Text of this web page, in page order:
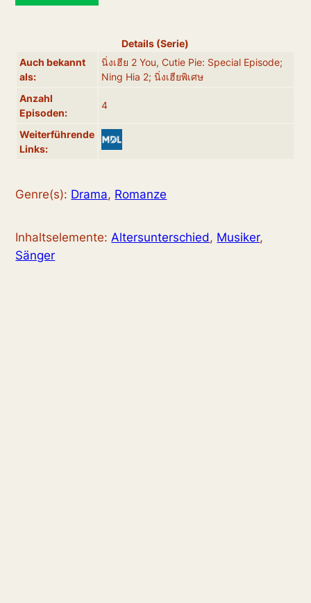
Details (Serie)
Auch bekannt
als:
นิ่งเฮีย 2 You, Cutie Pie: Special Episode;
Ning Hia 2; นิ่งเฮียพิเศษ
Anzahl
Episoden:
4
Weiterführende
Links:
Genre(s): Drama, Romanze
Inhaltselemente:Altersunterschied, Musiker,
Sänger